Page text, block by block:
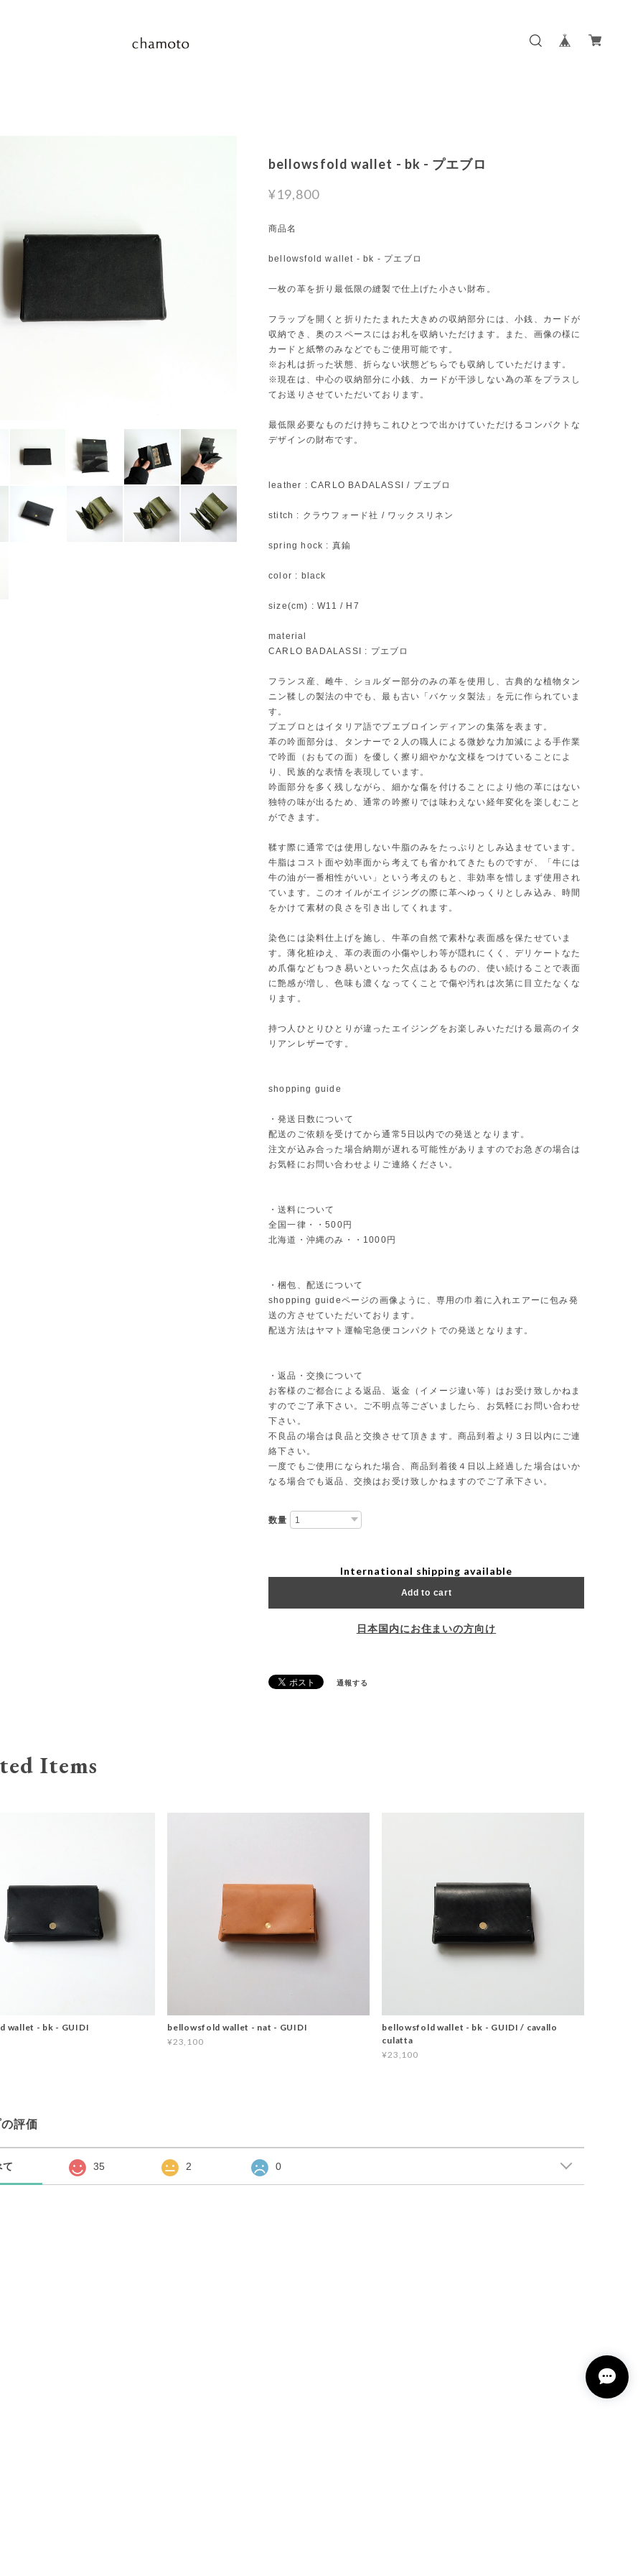
bellowsfold wallet - bk - プエブロ
¥19,800
商品名
bellowsfold wallet - bk - プエブロ
一枚の革を折り最低限の縫製で仕上げた小さい財布。
フラップを開くと折りたたまれた大きめの収納部分には、小銭、カードが
収納でき、奥のスペースにはお札を収納いただけます。また、画像の様に
カードと紙幣のみなどでもご使用可能です。
※お札は折った状態、折らない状態どちらでも収納していただけます。
※現在は、中心の収納部分に小銭、カードが干渉しない為の革をプラスし
てお送りさせていただいております。
最低限必要なものだけ持ちこれひとつで出かけていただけるコンパクトな
デザインの財布です。
leather : CARLO BADALASSI / プエブロ
stitch : クラウフォード社 / ワックスリネン
spring hock : 真鍮
color : black
size(cm) : W11 / H7
material
CARLO BADALASSI : プエブロ
フランス産、雌牛、ショルダー部分のみの革を使用し、古典的な植物タン
ニン鞣しの製法の中でも、最も古い「バケッタ製法」を元に作られていま
す。
プエブロとはイタリア語でプエブロインディアンの集落を表ます。
革の吟面部分は、タンナーで２人の職人による微妙な力加減による手作業
で吟面（おもての面）を優しく擦り細やかな文様をつけていることによ
り、民族的な表情を表現しています。
吟面部分を多く残しながら、細かな傷を付けることにより他の革にはない
独特の味が出るため、通常の吟擦りでは味わえない経年変化を楽しむこと
ができます。
鞣す際に通常では使用しない牛脂のみをたっぷりとしみ込ませています。
牛脂はコスト面や効率面から考えても省かれてきたものですが、「牛には
牛の油が一番相性がいい」という考えのもと、非効率を惜しまず使用され
ています。このオイルがエイジングの際に革へゆっくりとしみ込み、時間
をかけて素材の良さを引き出してくれます。
染色には染料仕上げを施し、牛革の自然で素朴な表面感を保たせていま
す。薄化粧ゆえ、革の表面の小傷やしわ等が隠れにくく、デリケートなた
め爪傷などもつき易いといった欠点はあるものの、使い続けることで表面
に艶感が増し、色味も濃くなってくことで傷や汚れは次第に目立たなくな
ります。
持つ人ひとりひとりが違ったエイジングをお楽しみいただける最高のイタ
リアンレザーです。
shopping guide
・発送日数について
配送のご依頼を受けてから通常5日以内での発送となります。
注文が込み合った場合納期が遅れる可能性がありますのでお急ぎの場合は
お気軽にお問い合わせよりご連絡ください。
・送料について
全国一律・・500円
北海道・沖縄のみ・・1000円
・梱包、配送について
shopping guideページの画像ように、専用の巾着に入れエアーに包み発
送の方させていただいております。
配送方法はヤマト運輸宅急便コンパクトでの発送となります。
・返品・交換について
お客様のご都合による返品、返金（イメージ違い等）はお受け致しかねま
すのでご了承下さい。ご不明点等ございましたら、お気軽にお問い合わせ
下さい。
不良品の場合は良品と交換させて頂きます。商品到着より３日以内にご連
絡下さい。
一度でもご使用になられた場合、商品到着後４日以上経過した場合はいか
なる場合でも返品、交換はお受け致しかねますのでご了承下さい。
数量
International shipping available
Add to cart
日本国内にお住まいの方向け
通報する
Items
wallet - bk - GUIDI
bellowsfold wallet - nat - GUIDI
¥23,100
bellowsfold wallet - bk - GUIDI / cavallo
culatta
¥23,100
評価
て 35 2 0